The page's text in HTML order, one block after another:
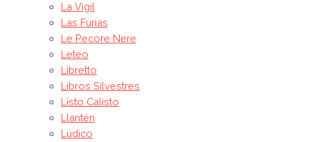
La Vigil
Las Furias
Le Pecore Nere
Leteo
Libretto
Libros Silvestres
Listo Calisto
Llantén
Lúdico